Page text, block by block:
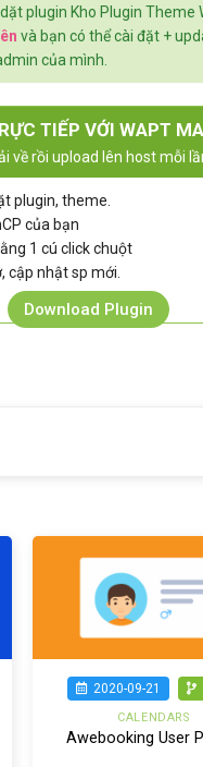
plugin Kho Plugin Theme
và bạn có thể cài đặt +
của mình.
TIẾP VỚI WAPT
về rồi upload lên host mỗi
plugin, theme.
của bạn
1 cú click chuột
cập nhật sp mới.
Download Plugin
2020-09-21
CALENDARS
Awebooking User